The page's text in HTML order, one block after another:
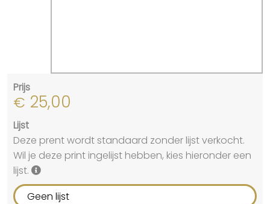
Prijs
€ 25,00
Lijst
Deze prent wordt standaard zonder lijst verkocht.
Wil je deze print ingelijst hebben, kies hieronder een
lijst.
Geen lijst